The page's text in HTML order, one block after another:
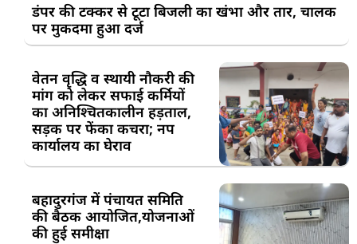
डंपर की टक्कर से टूटा बिजली का खंभा और तार, चालक
पर मुकदमा हुआ दर्ज
वेतन वृद्धि व स्थायी नौकरी की
मांग को लेकर सफाई कर्मियों
का अनिश्चितकालीन हड़ताल,
सड़क पर फेंका कचरा; नप
कार्यालय का घेराव
बहादुरगंज में पंचायत समिति
की बैठक आयोजित,योजनाओं
की हुई समीक्षा